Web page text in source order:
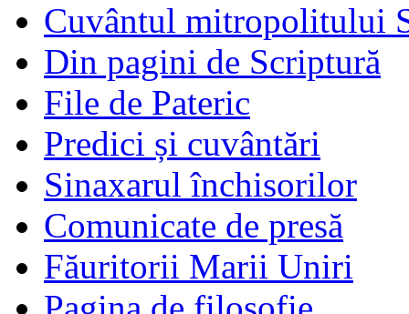
Cuvântul mitropolitului
Din pagini de Scriptură
File de Pateric
Predici și cuvântări
Sinaxarul închisorilor
Comunicate de presă
Făuritorii Marii Uniri